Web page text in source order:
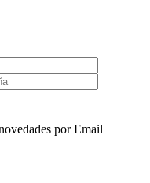
por Email